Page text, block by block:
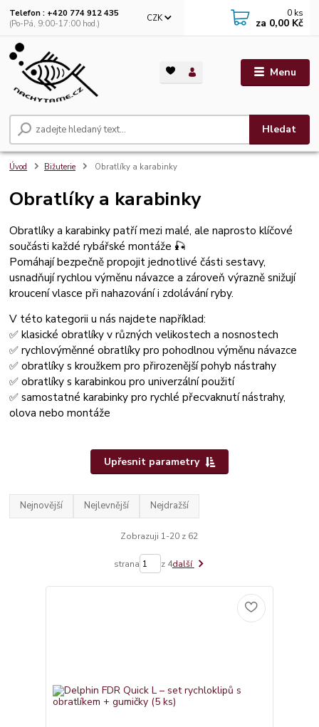
Menu
CZK
Hledat
Telefon : +420 774 912 435
(Po-Pá, 9:00-17:00 hod.)
0 ks
za 0,00 Kč
Úvod Bižuterie Obratlíky a karabinky
Obratlíky a karabinky
Obratlíky a karabinky patří mezi malé, ale naprosto klíčové
součásti každé rybářské montáže 🎣
Pomáhají bezpečně propojit jednotlivé části sestavy,
usnadňují rychlou výměnu návazce a zároveň výrazně snižují
kroucení vlasce při nahazování i zdolávání ryby.
V této kategorii u nás najdete například:
✅ klasické obratlíky v různých velikostech a nosnostech
✅ rychlovýměnné obratlíky pro pohodlnou výměnu návazce
✅ obratlíky s kroužkem pro přirozenější pohyb nástrahy
✅ obratlíky s karabinkou pro univerzální použití
✅ samostatné karabinky pro rychlé přecvaknutí nástrahy,
olova nebo montáže
Upřesnit parametry
Nejnovější Nejlevnější Nejdražší
Zobrazuji 1-20 z 62
strana z 4další